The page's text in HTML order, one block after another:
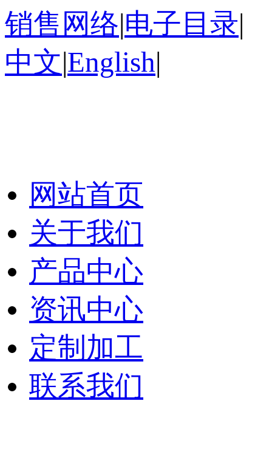
销售网络|电子目录|
中文|English|
网站首页
关于我们
产品中心
资讯中心
定制加工
联系我们